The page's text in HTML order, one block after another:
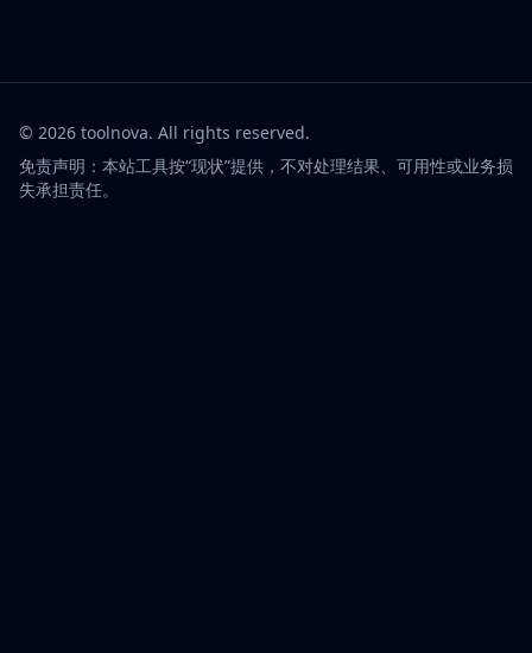
© 2026 toolnova. All rights reserved.
免责声明：本站工具按“现状”提供，不对处理结果、可用性或业务损
失承担责任。